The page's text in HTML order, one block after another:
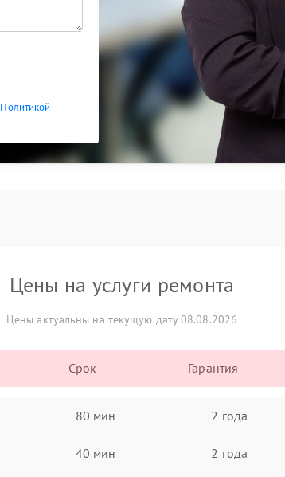
Политикой
Цены на услуги ремонта
Цены актуальны на текущую дату 08.08.2026
Срок Гарантия
80 мин 2 года
40 мин 2 года